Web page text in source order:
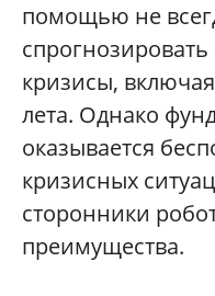
помощью не
кризисы,
лета. Однако
оказывается
кризисных
сторонники
преимущества.